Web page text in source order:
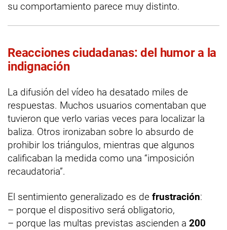
su comportamiento parece muy distinto.
Reacciones ciudadanas: del humor a la
indignación
La difusión del vídeo ha desatado miles de
respuestas. Muchos usuarios comentaban que
tuvieron que verlo varias veces para localizar la
baliza. Otros ironizaban sobre lo absurdo de
prohibir los triángulos, mientras que algunos
calificaban la medida como una “imposición
recaudatoria”.
El sentimiento generalizado es de frustración:
– porque el dispositivo será obligatorio,
– porque las multas previstas ascienden a 200